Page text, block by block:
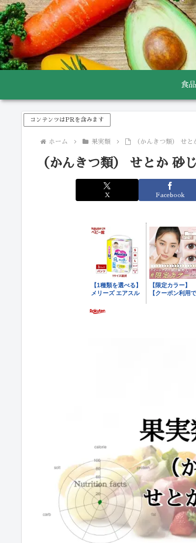
食
コンテンツはPRを含みます
ホーム 果実類 （かんきつ類） せ
（かんきつ類） せとか 砂
X Facebook